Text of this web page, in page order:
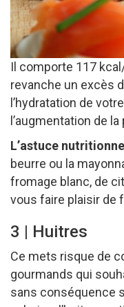
Il comporte 117
revanche un excès
l’hydratation de
l’augmentation de
L’astuce
beurre ou la
fromage blanc, de
vous faire plaisir de
3 | Huitres
Ce mets risque de
gourmands qui
sans conséquence